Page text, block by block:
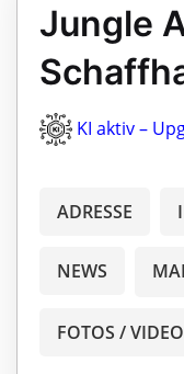
Jungle
KI aktiv –
ADRESSE
NEWS
FOTOS /